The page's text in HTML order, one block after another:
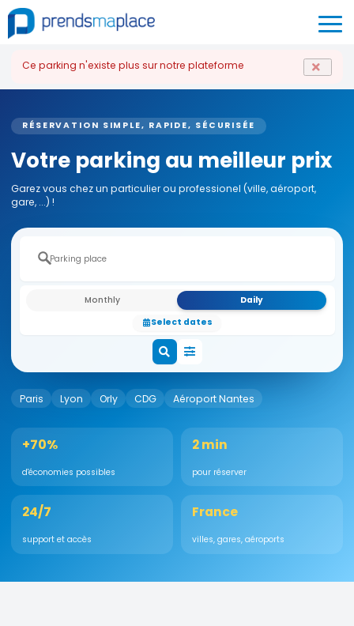
Ce parking n'existe plus sur notre plateforme
RÉSERVATION SIMPLE, RAPIDE, SÉCURISÉE
Votre parking au meilleur prix
Garez vous chez un particulier ou professionel (ville, aéroport,
gare, ...) !
Monthly
Daily
Select dates
Paris Lyon Orly CDG Aéroport Nantes
+70%
d'économies possibles
2 min
pour réserver
24/7
support et accès
France
villes, gares, aéroports